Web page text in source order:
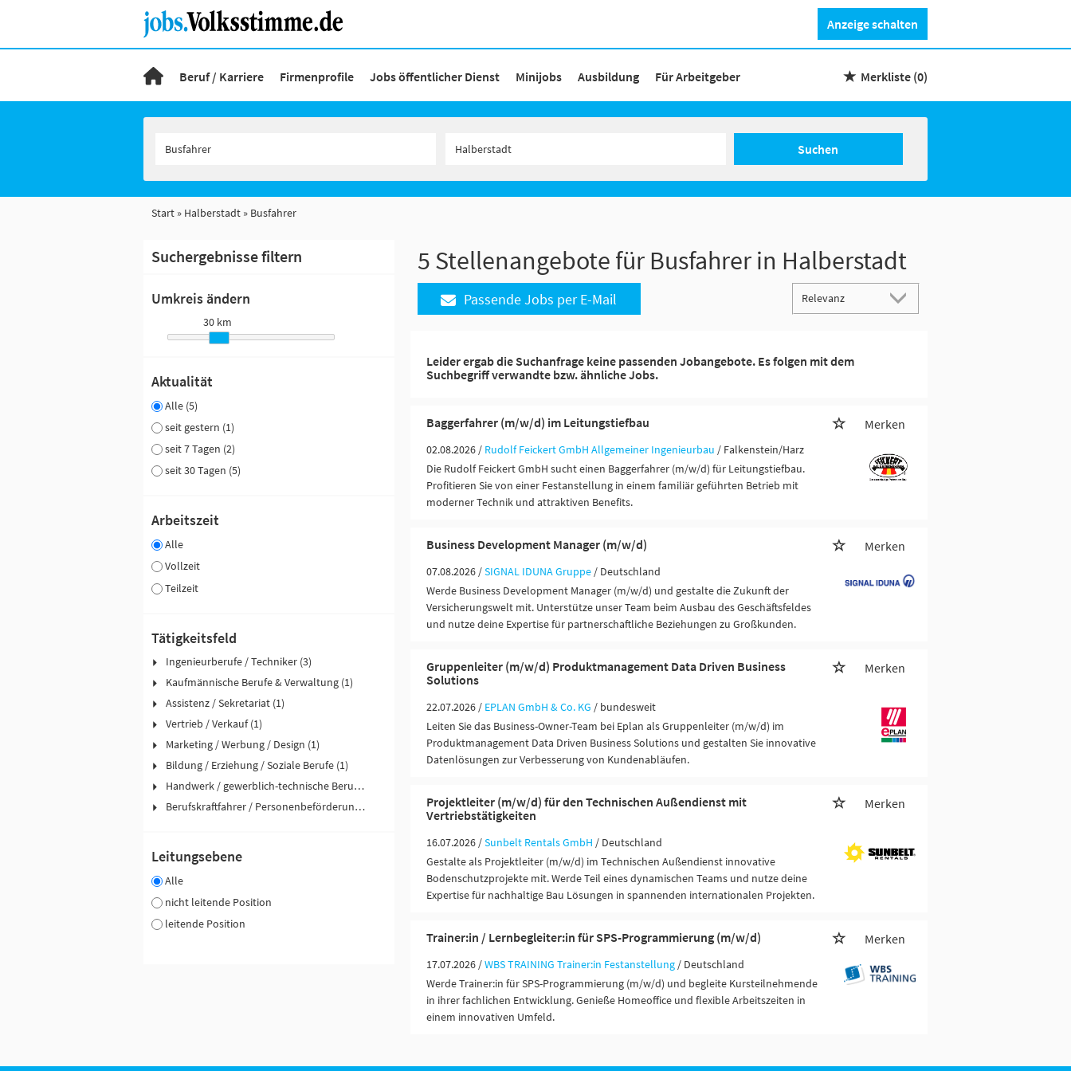
Anzeige schalten
Beruf / Karriere Firmenprofile Jobs öffentlicher Dienst Minijobs Ausbildung Für Arbeitgeber Merkliste (0)
Suchen
Start Halberstadt Busfahrer
Suchergebnisse filtern
Umkreis ändern
30 km
Aktualität
Alle (5)
seit gestern (1)
seit 7 Tagen (2)
seit 30 Tagen (5)
Arbeitszeit
Alle
Vollzeit
Teilzeit
Tätigkeitsfeld
Ingenieurberufe / Techniker (3)
Kaufmännische Berufe & Verwaltung (1)
Assistenz / Sekretariat (1)
Vertrieb / Verkauf (1)
Marketing / Werbung / Design (1)
Bildung / Erziehung / Soziale Berufe (1)
Handwerk / gewerblich-technische Berufe (1)
Berufskraftfahrer / Personenbeförderung (Land, Wasser, Luft) (1)
Leitungsebene
Alle
nicht leitende Position
leitende Position
5 Stellenangebote für Busfahrer in Halberstadt
Passende Jobs per E-Mail
Leider ergab die Suchanfrage keine passenden Jobangebote. Es folgen mit dem
Suchbegriff verwandte bzw. ähnliche Jobs.
Baggerfahrer (m/w/d) im Leitungstiefbau Merken
02.08.2026 / Rudolf Feickert GmbH Allgemeiner Ingenieurbau / Falkenstein/Harz
Die Rudolf Feickert GmbH sucht einen Baggerfahrer (m/w/d) für Leitungstiefbau.
Profitieren Sie von einer Festanstellung in einem familiär geführten Betrieb mit
moderner Technik und attraktiven Benefits.
Business Development Manager (m/w/d) Merken
07.08.2026 /SIGNAL IDUNA Gruppe / Deutschland
Werde Business Development Manager (m/w/d) und gestalte die Zukunft der
Versicherungswelt mit. Unterstütze unser Team beim Ausbau des Geschäftsfeldes
und nutze deine Expertise für partnerschaftliche Beziehungen zu Großkunden.
Gruppenleiter (m/w/d) Produktmanagement Data Driven Business
Solutions
Merken
22.07.2026 / EPLAN GmbH & Co. KG / bundesweit
Leiten Sie das Business-Owner-Team bei Eplan als Gruppenleiter (m/w/d) im
Produktmanagement Data Driven Business Solutions und gestalten Sie innovative
Datenlösungen zur Verbesserung von Kundenabläufen.
Projektleiter (m/w/d) für den Technischen Außendienst mit
Vertriebstätigkeiten
Merken
16.07.2026 /Sunbelt Rentals GmbH / Deutschland
Gestalte als Projektleiter (m/w/d) im Technischen Außendienst innovative
Bodenschutzprojekte mit. Werde Teil eines dynamischen Teams und nutze deine
Expertise für nachhaltige Bau Lösungen in spannenden internationalen Projekten.
Trainer:in / Lernbegleiter:in für SPS-Programmierung (m/w/d) Merken
17.07.2026 /WBS TRAINING Trainer:in Festanstellung / Deutschland
Werde Trainer:in für SPS-Programmierung (m/w/d) und begleite Kursteilnehmende
in ihrer fachlichen Entwicklung. Genieße Homeoffice und flexible Arbeitszeiten in
einem innovativen Umfeld.